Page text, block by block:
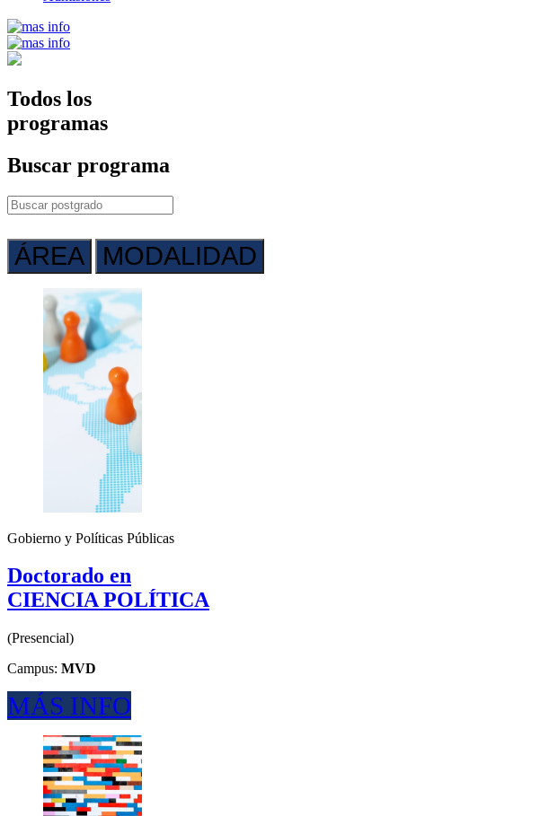
Todos los
programas
Buscar programa
ÁREA MODALIDAD
Gobierno y Políticas Públicas
Doctorado en
CIENCIA POLÍTICA
(Presencial)
Campus: MVD
MÁS INFO